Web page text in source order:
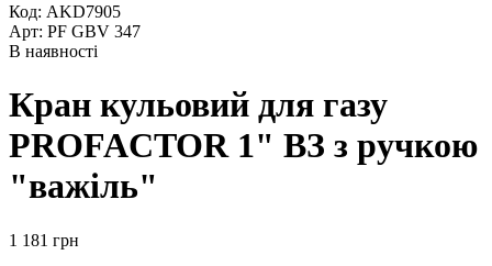
Код: AKD7905
Арт: PF GBV 347
В наявності
Кран кульовий для газу
PROFACTOR 1" ВЗ з ручкою
"важіль"
1 181 грн